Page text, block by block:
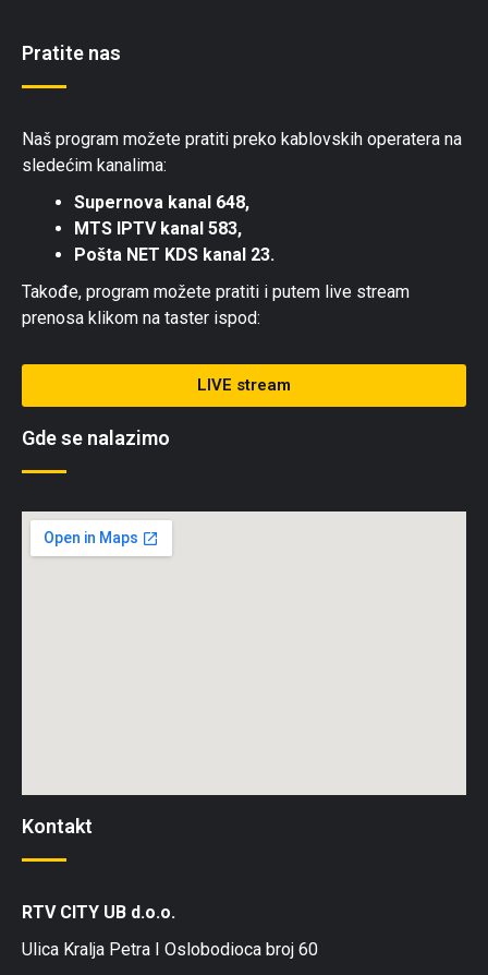
Pratite nas
Naš program možete pratiti preko kablovskih operatera na
sledećim kanalima:
Supernova kanal 648,
MTS IPTV kanal 583,
Pošta NET KDS kanal 23.
Takođe, program možete pratiti i putem live stream
prenosa klikom na taster ispod:
LIVE stream
Gde se nalazimo
Kontakt
RTV CITY UB d.o.o.
Ulica Kralja Petra I Oslobodioca broj 60